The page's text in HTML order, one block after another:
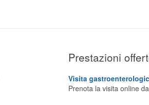
Prestazioni
Visita
Prenota la visita online da